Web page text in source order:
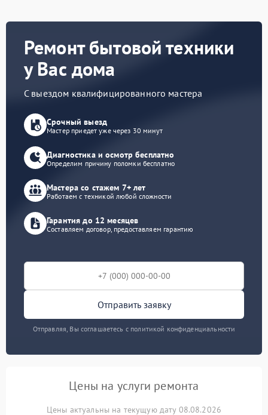
Ремонт бытовой техники
у Вас дома
С выездом квалифицированного мастера
Срочный выезд
Мастер приедет уже через 30 минут
Диагностика и осмотр бесплатно
Определим причину поломки бесплатно
Мастера со стажем 7+ лет
Работаем с техникой любой сложности
Гарантия до 12 месяцев
Составляем договор, предоставляем гарантию
Отправить заявку
Отправляя, Вы соглашаетесь с политикой конфиденциальности
Цены на услуги ремонта
Цены актуальны на текущую дату 08.08.2026